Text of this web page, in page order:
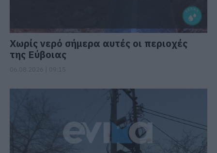
Χωρίς νερό σήμερα αυτές οι περιοχές
της Εύβοιας